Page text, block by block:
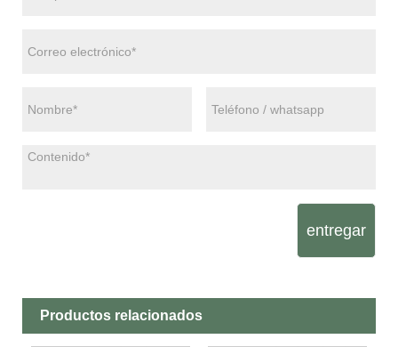
entregar
Productos relacionados